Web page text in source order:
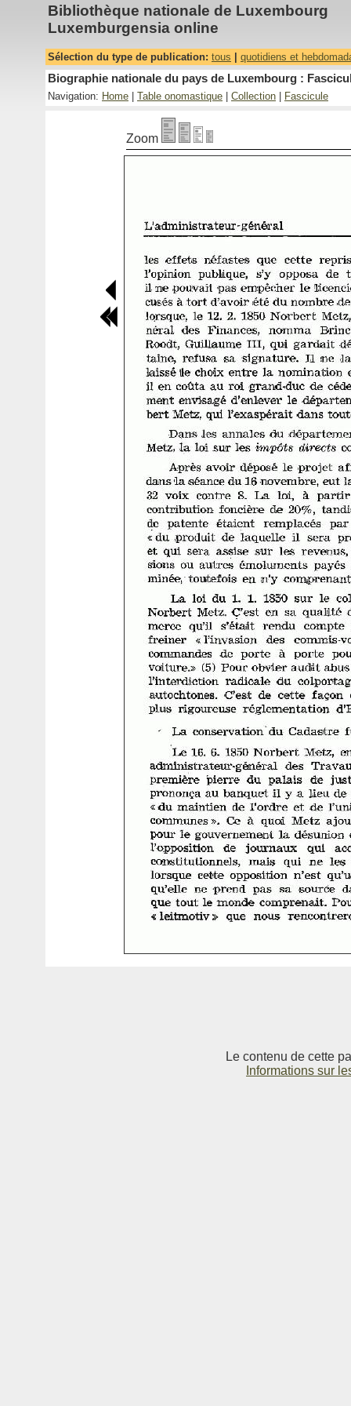
Bibliothèque nationale de Luxembourg
Luxemburgensia online
Sélection du type de publication: tous quotidiens et
Biographie nationale du pays de Luxembourg :
Navigation: Home Table onomastique Collection Fascicule
Zoom
Le contenu de cette
Informations sur